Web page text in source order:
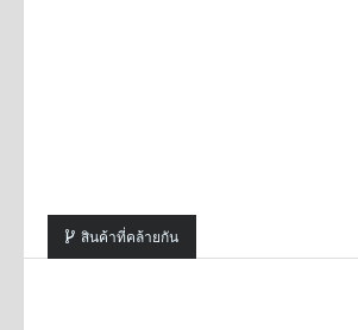
สินค้าที่คล้ายกัน